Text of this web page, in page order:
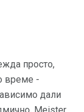
просто,
време -
дали